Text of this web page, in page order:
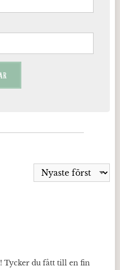
Tycker du fått till en fin